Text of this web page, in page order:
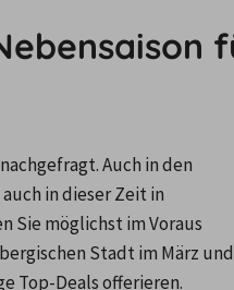
Auch in den
in dieser Zeit in
Sie möglichst im Voraus
Stadt im März und
Top-Deals offerieren.